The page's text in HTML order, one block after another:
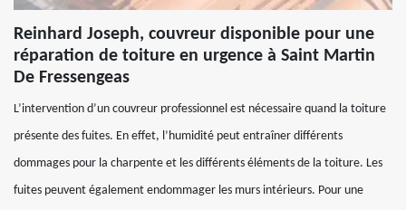
Reinhard Joseph, couvreur disponible pour une
réparation de toiture en urgence à Saint Martin
De Fressengeas
L’intervention d’un couvreur professionnel est nécessaire quand la toiture
présente des fuites. En effet, l’humidité peut entraîner différents
dommages pour la charpente et les différents éléments de la toiture. Les
fuites peuvent également endommager les murs intérieurs. Pour une